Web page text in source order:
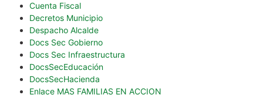
Cuenta Fiscal
Decretos Municipio
Despacho Alcalde
Docs Sec Gobierno
Docs Sec Infraestructura
DocsSecEducación
DocsSecHacienda
Enlace MAS FAMILIAS EN ACCION